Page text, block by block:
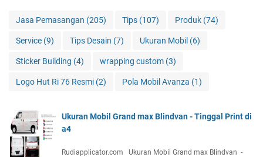
Jasa Pemasangan (205) Tips (107) Produk (74)
Service (9) Tips Desain (7) Ukuran Mobil (6)
Sticker Building (4) wrapping custom (3)
Logo Hut Ri 76 Resmi (2) Pola Mobil Avanza (1)
Ukuran Mobil Grand max Blindvan - Tinggal Print di
a4
Rudiapplicator.com Ukuran Mobil Grand max Blindvan -